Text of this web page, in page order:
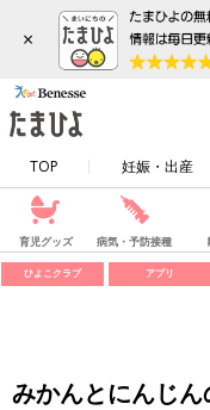
×
TOP 妊娠・出産
育児グッズ 病気・予防接種
ひよこクラブ アプリ
みかんとにんじ